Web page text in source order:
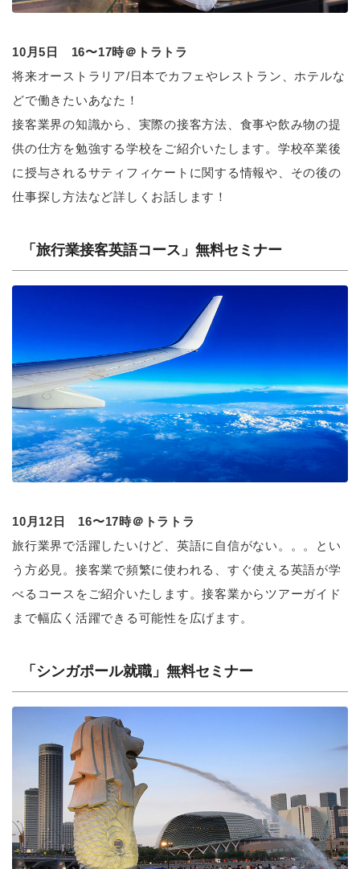
10月5日 16〜17時＠トラトラ
将来オーストラリア/日本でカフェやレストラン、ホテルな
どで働きたいあなた！
接客業界の知識から、実際の接客方法、食事や飲み物の提
供の仕方を勉強する学校をご紹介いたします。学校卒業後
に授与されるサティフィケートに関する情報や、その後の
仕事探し方法など詳しくお話します！
「旅行業接客英語コース」無料セミナー
10月12日 16〜17時＠トラトラ
旅行業界で活躍したいけど、英語に自信がない。。。とい
う方必見。接客業で頻繁に使われる、すぐ使える英語が学
べるコースをご紹介いたします。接客業からツアーガイド
まで幅広く活躍できる可能性を広げます。
「シンガポール就職」無料セミナー